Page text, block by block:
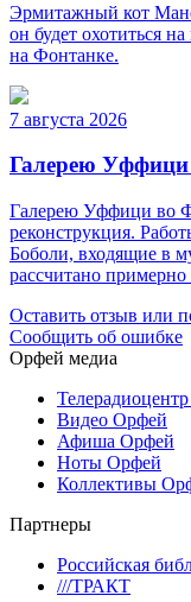
Эрмитажный кот
он будет охотиться
на Фонтанке.
7 августа 2026
Галерею Уффици
Галерею Уффици во
реконструкция.
Боболи, входящие в
рассчитано примерно
Оставить отзыв или
Сообщить об ошибке
Орфей медиа
Видео Орфей
Афиша Орфей
Ноты Орфей
Коллективы
Партнеры
Российская
///ТРАКТ